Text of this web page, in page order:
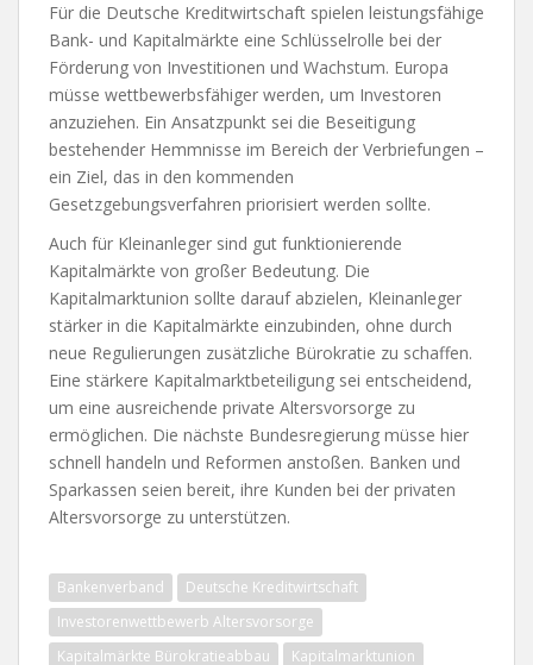
Für die Deutsche Kreditwirtschaft spielen leistungsfähige
Bank- und Kapitalmärkte eine Schlüsselrolle bei der
Förderung von Investitionen und Wachstum. Europa
müsse wettbewerbsfähiger werden, um Investoren
anzuziehen. Ein Ansatzpunkt sei die Beseitigung
bestehender Hemmnisse im Bereich der Verbriefungen –
ein Ziel, das in den kommenden
Gesetzgebungsverfahren priorisiert werden sollte.
Auch für Kleinanleger sind gut funktionierende
Kapitalmärkte von großer Bedeutung. Die
Kapitalmarktunion sollte darauf abzielen, Kleinanleger
stärker in die Kapitalmärkte einzubinden, ohne durch
neue Regulierungen zusätzliche Bürokratie zu schaffen.
Eine stärkere Kapitalmarktbeteiligung sei entscheidend,
um eine ausreichende private Altersvorsorge zu
ermöglichen. Die nächste Bundesregierung müsse hier
schnell handeln und Reformen anstoßen. Banken und
Sparkassen seien bereit, ihre Kunden bei der privaten
Altersvorsorge zu unterstützen.
Bankenverband
Deutsche Kreditwirtschaft
Investorenwettbewerb Altersvorsorge
Kapitalmärkte Bürokratieabbau
Kapitalmarktunion